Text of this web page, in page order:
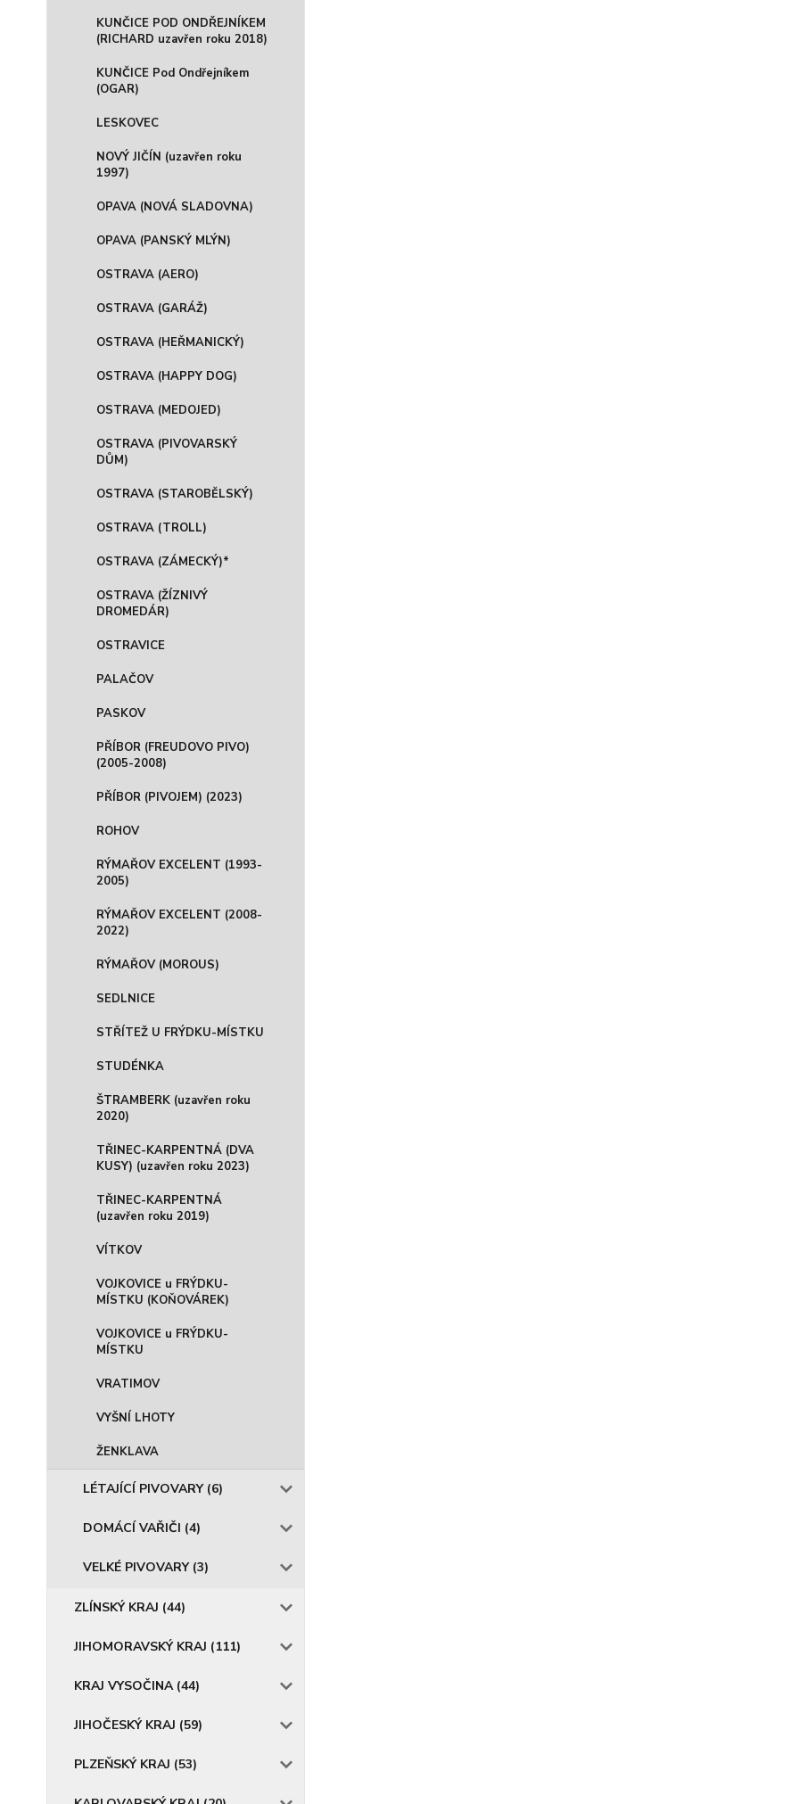
KUNČICE POD ONDŘEJNÍKEM
(RICHARD uzavřen roku 2018)
KUNČICE Pod Ondřejníkem
(OGAR)
LESKOVEC
NOVÝ JIČÍN (uzavřen roku
1997)
OPAVA (NOVÁ SLADOVNA)
OPAVA (PANSKÝ MLÝN)
OSTRAVA (AERO)
OSTRAVA (GARÁŽ)
OSTRAVA (HEŘMANICKÝ)
OSTRAVA (HAPPY DOG)
OSTRAVA (MEDOJED)
OSTRAVA (PIVOVARSKÝ
DŮM)
OSTRAVA (STAROBĚLSKÝ)
OSTRAVA (TROLL)
OSTRAVA (ZÁMECKÝ)*
OSTRAVA (ŽÍZNIVÝ
DROMEDÁR)
OSTRAVICE
PALAČOV
PASKOV
PŘÍBOR (FREUDOVO PIVO)
(2005-2008)
PŘÍBOR (PIVOJEM) (2023)
ROHOV
RÝMAŘOV EXCELENT (1993-
2005)
RÝMAŘOV EXCELENT (2008-
2022)
RÝMAŘOV (MOROUS)
SEDLNICE
STŘÍTEŽ U FRÝDKU-MÍSTKU
STUDÉNKA
ŠTRAMBERK (uzavřen roku
2020)
TŘINEC-KARPENTNÁ (DVA
KUSY) (uzavřen roku 2023)
TŘINEC-KARPENTNÁ
(uzavřen roku 2019)
VÍTKOV
VOJKOVICE u FRÝDKU-
MÍSTKU (KOŇOVÁREK)
VOJKOVICE u FRÝDKU-
MÍSTKU
VRATIMOV
VYŠNÍ LHOTY
ŽENKLAVA
LÉTAJÍCÍ PIVOVARY (6)
DOMÁCÍ VAŘIČI (4)
VELKÉ PIVOVARY (3)
ZLÍNSKÝ KRAJ (44)
JIHOMORAVSKÝ KRAJ (111)
KRAJ VYSOČINA (44)
JIHOČESKÝ KRAJ (59)
PLZEŇSKÝ KRAJ (53)